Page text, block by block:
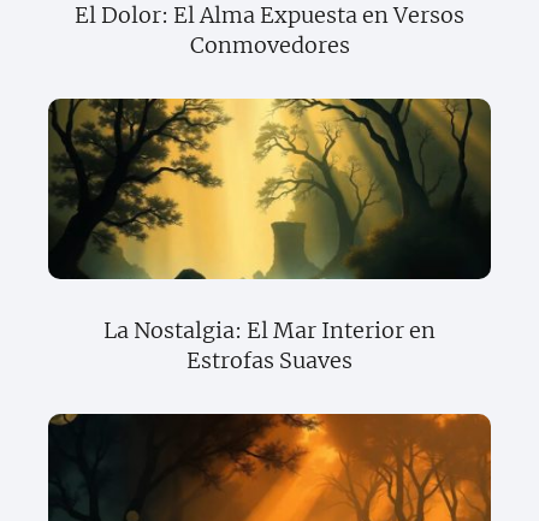
El Dolor: El Alma Expuesta en Versos
Conmovedores
La Nostalgia: El Mar Interior en
Estrofas Suaves